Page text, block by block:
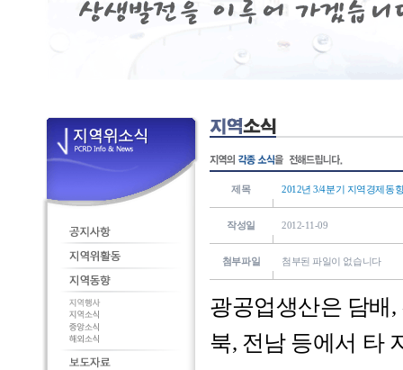
제목 2012년 3/4분기 지역경제동
작성일 2012-11-09
첨부파일 첨부된 파일이 없습니다
광공업생산은 담배
북, 전남 등에서 타